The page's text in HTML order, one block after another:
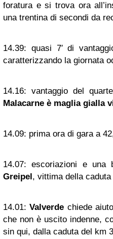
foratura e si trova ora
una trentina di secondi da
14.39: quasi 7′ di
caratterizzando la giornata
14.16: vantaggio del
Malacarne è maglia gialla
14.09: prima ora di gara a
14.07: escoriazioni e una
Greipel, vittima della
14.01: Valverde chiede
che non è uscito indenne,
sin qui, dalla caduta del km